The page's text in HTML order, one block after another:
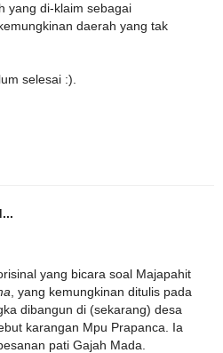
yang di-klaim sebagai
daerah yang tak
selesai :).
yang bicara soal Majapahit
, yang kemungkinan ditulis pada
dibangun di (sekarang) desa
karangan Mpu Prapanca. Ia
pati Gajah Mada.